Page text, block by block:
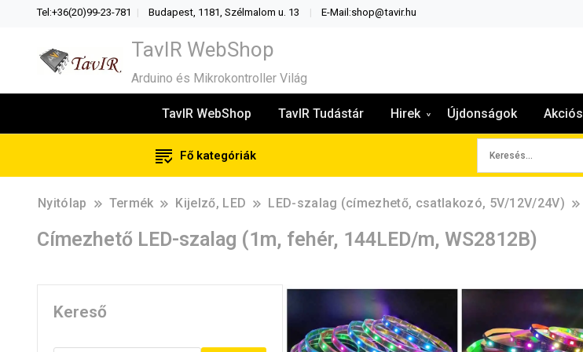
Tel:+36(20)99-23-781 Budapest, 1181, Szélmalom u. 13 E-Mail:shop@tavir.hu
TavIR WebShop
Arduino és Mikrokontroller Világ
TavIR WebShop TavIR Tudástár Hirek Újdonságok Akciós
Fő kategóriák
Nyitólap Termék Kijelző, LED LED-szalag (címezhető, csatlakozó, 5V/12V/24V)
Címezhető LED-szalag (1m, fehér, 144LED/m, WS2812B)
Kereső